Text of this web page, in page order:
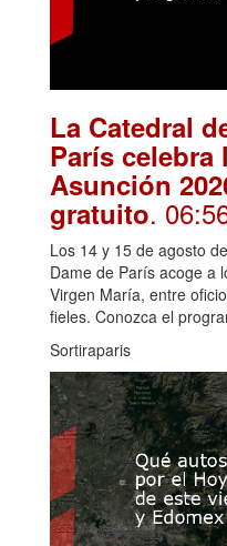
La Catedral
París celebra
Asunción
gratuito.
Los 14 y 15 de agosto
Dame de París acoge a
Virgen María, entre
fieles. Conozca el
Sortiraparis